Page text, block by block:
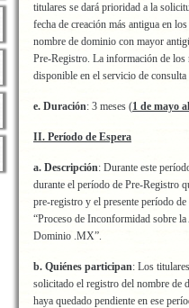
titulares se dará prioridad a la
fecha de creación más antigua en
nombre de dominio con mayor
Pre-Registro. La información de los
disponible en el servicio de
e. Duración: 3 meses (1 de mayo
II. Período de Espera
a. Descripción: Durante este
durante el período de Pre-Registro
pre-registro y el presente período
“Proceso de Inconformidad sobre
Dominio .MX”.
b. Quiénes participan: Los
solicitado el registro del nombre de
haya quedado pendiente en ese